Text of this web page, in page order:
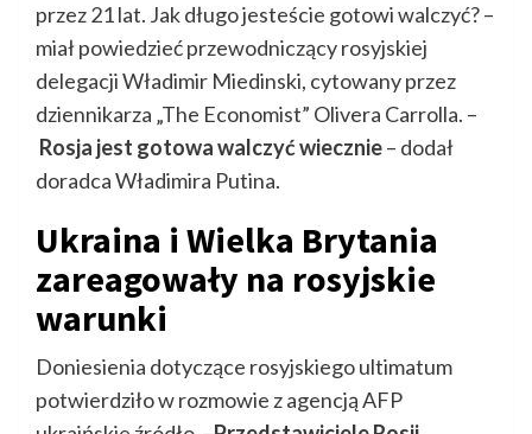
przez 21 lat. Jak długo jesteście gotowi walczyć? –
miał powiedzieć przewodniczący rosyjskiej
delegacji Władimir Miedinski, cytowany przez
dziennikarza „The Economist” Olivera Carrolla. –
Rosja jest gotowa walczyć wiecznie– dodał
doradca Władimira Putina.
Ukraina i Wielka Brytania
zareagowały na rosyjskie
warunki
Doniesienia dotyczące rosyjskiego ultimatum
potwierdziło w rozmowie z agencją AFP